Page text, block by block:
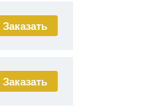
Заказать
Заказать